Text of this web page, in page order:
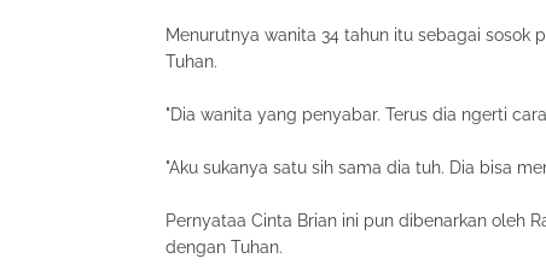
Menurutnya wanita 34 tahun itu sebagai
Tuhan.
"Dia wanita yang penyabar. Terus dia ngerti
"Aku sukanya satu sih sama dia tuh. Dia bisa
Pernyataa Cinta Brian ini pun dibenarkan oleh
dengan Tuhan.